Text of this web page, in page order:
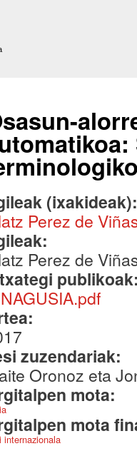
Perez de
Perez de
NAGUSIA.pdf
zuzendariak:
Oronoz eta
mota:
mota
internazionala